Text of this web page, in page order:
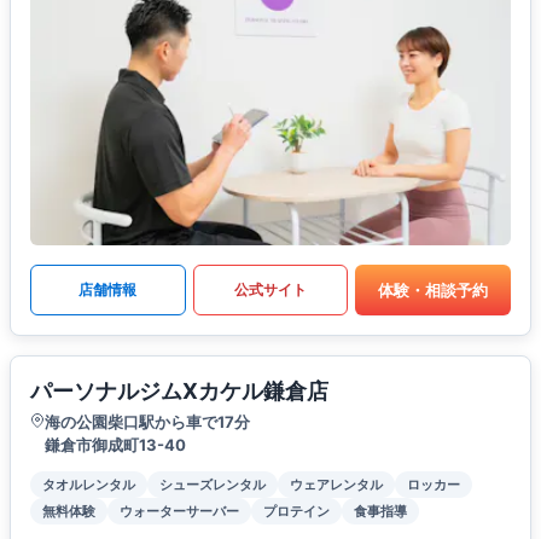
店舗情報 公式サイト 体験・相談予約
パーソナルジムXカケル鎌倉店
海の公園柴口駅から車で17分
鎌倉市御成町13-40
タオルレンタル シューズレンタル ウェアレンタル
ロッカー
無料体験
ウォーターサーバー プロテイン 食事指導